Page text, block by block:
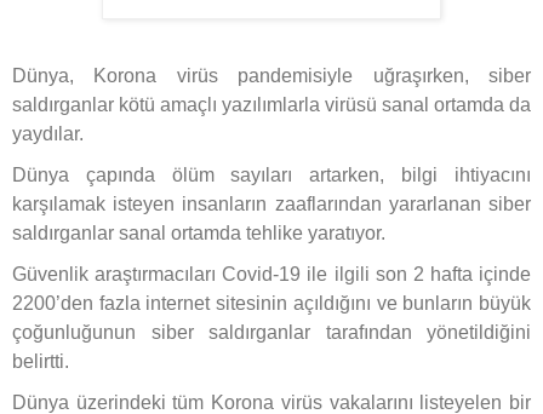
Dünya, Korona virüs pandemisiyle uğraşırken, siber
saldırganlar kötü amaçlı yazılımlarla virüsü sanal ortamda da
yaydılar.
Dünya çapında ölüm sayıları artarken, bilgi ihtiyacını
karşılamak isteyen insanların zaaflarından yararlanan siber
saldırganlar sanal ortamda tehlike yaratıyor.
Güvenlik araştırmacıları Covid-19 ile ilgili son 2 hafta içinde
2200’den fazla internet sitesinin açıldığını ve bunların büyük
çoğunluğunun siber saldırganlar tarafından yönetildiğini
belirtti.
Dünya üzerindeki tüm Korona virüs vakalarını listeyelen bir